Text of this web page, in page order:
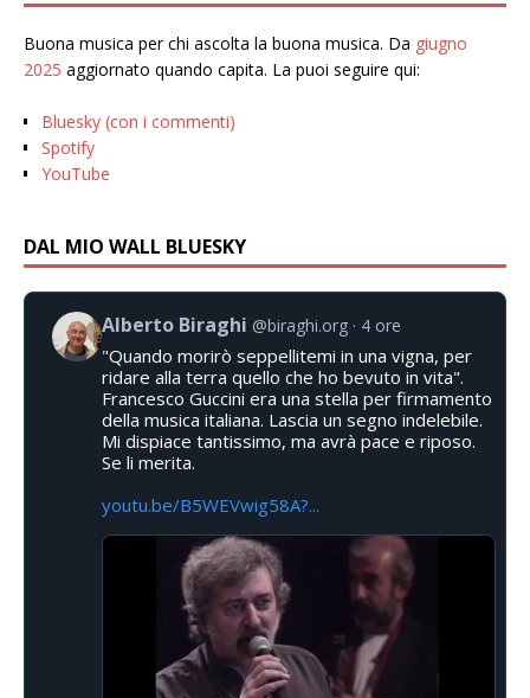
Buona musica per chi ascolta la buona musica. Da giugno
2025 aggiornato quando capita. La puoi seguire qui:
Bluesky (con i commenti)
Spotify
YouTube
DAL MIO WALL BLUESKY
Alberto Biraghi @biraghi.org 4 ore
"Quando morirò seppellitemi in una vigna, per
ridare alla terra quello che ho bevuto in vita".
Francesco Guccini era una stella per firmamento
della musica italiana. Lascia un segno indelebile.
Mi dispiace tantissimo, ma avrà pace e riposo.
Se li merita.
youtu.be/B5WEVwig58A?...